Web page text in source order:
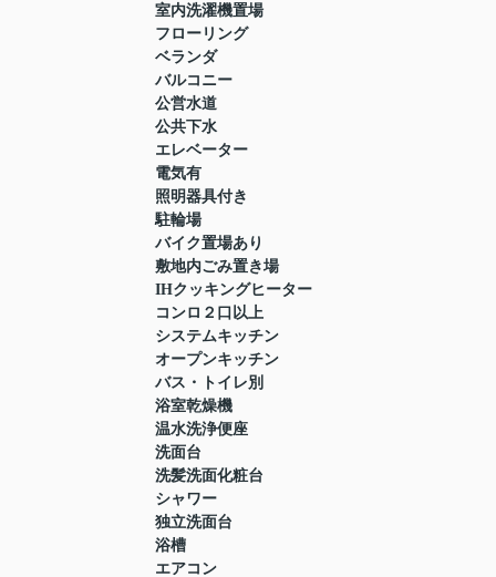
室内洗濯機置場
フローリング
ベランダ
バルコニー
公営水道
公共下水
エレベーター
電気有
照明器具付き
駐輪場
バイク置場あり
敷地内ごみ置き場
IHクッキングヒーター
コンロ２口以上
システムキッチン
オープンキッチン
バス・トイレ別
浴室乾燥機
温水洗浄便座
洗面台
洗髪洗面化粧台
シャワー
独立洗面台
浴槽
エアコン